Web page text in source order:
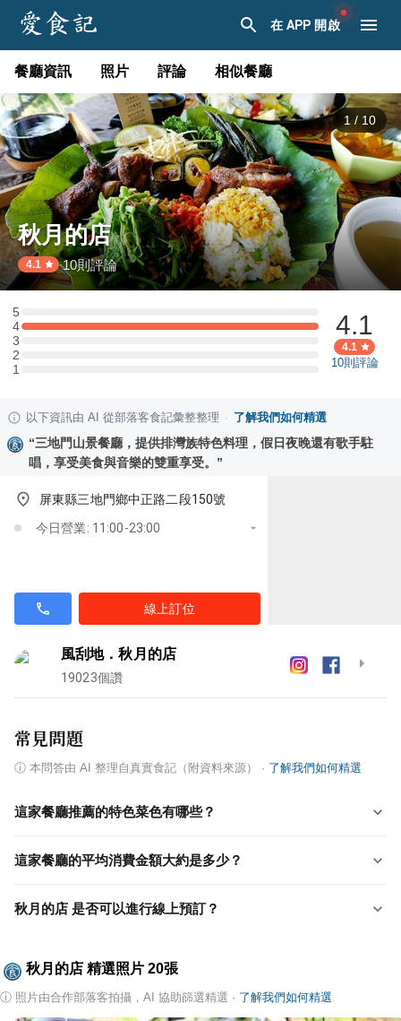
在 APP 開啟
餐廳資訊 照片 評論 相似餐廳
1 / 10
秋月的店
4.1 ·10則評論
5
5 星：0 則評論
4
4 星：4 則評論
3
3 星：0 則評論
2
2 星：0 則評論
11 星：0 則評論
4.1
4.1
10則評論
以下資訊由 AI 從部落客食記彙整整理 · 了解我們如何精選
“三地門山景餐廳，提供排灣族特色料理，假日夜晚還有歌手駐
唱，享受美食與音樂的雙重享受。 ”
屏東縣三地門鄉中正路二段150號
今日營業: 11:00-23:00
線上訂位
風刮地．秋月的店
19023個讚
常見問題
ⓘ 本問答由 AI 整理自真實食記（附資料來源） · 了解我們如何精選
這家餐廳推薦的特色菜色有哪些？
這家餐廳的平均消費金額大約是多少？
秋月的店 是否可以進行線上預訂？
秋月的店 精選照片 20張
ⓘ 照片由合作部落客拍攝，AI 協助篩選精選 · 了解我們如何精選